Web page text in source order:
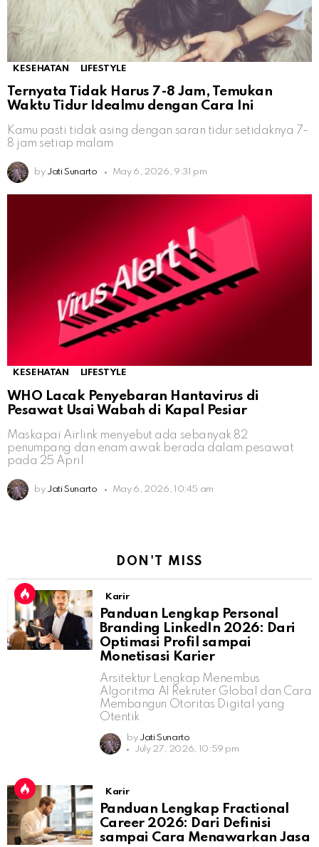
KESEHATAN LIFESTYLE
Ternyata Tidak Harus 7-8 Jam, Temukan
Waktu Tidur Idealmu dengan Cara Ini
Kamu pasti tidak asing dengan saran tidur setidaknya 7-
8 jam setiap malam
by Jati Sunarto May 6, 2026, 9:31 pm
KESEHATAN LIFESTYLE
WHO Lacak Penyebaran Hantavirus di
Pesawat Usai Wabah di Kapal Pesiar
Maskapai Airlink menyebut ada sebanyak 82
penumpang dan enam awak berada dalam pesawat
pada 25 April
by Jati Sunarto May 6, 2026, 10:45 am
DON'T MISS
Karir
Panduan Lengkap Personal
Branding LinkedIn 2026: Dari
Optimasi Profil sampai
Monetisasi Karier
Arsitektur Lengkap Menembus
Algoritma AI Rekruter Global dan Cara
Membangun Otoritas Digital yang
Otentik
by Jati Sunarto
July 27, 2026, 10:59 pm
Karir
Panduan Lengkap Fractional
Career 2026: Dari Definisi
sampai Cara Menawarkan Jasa